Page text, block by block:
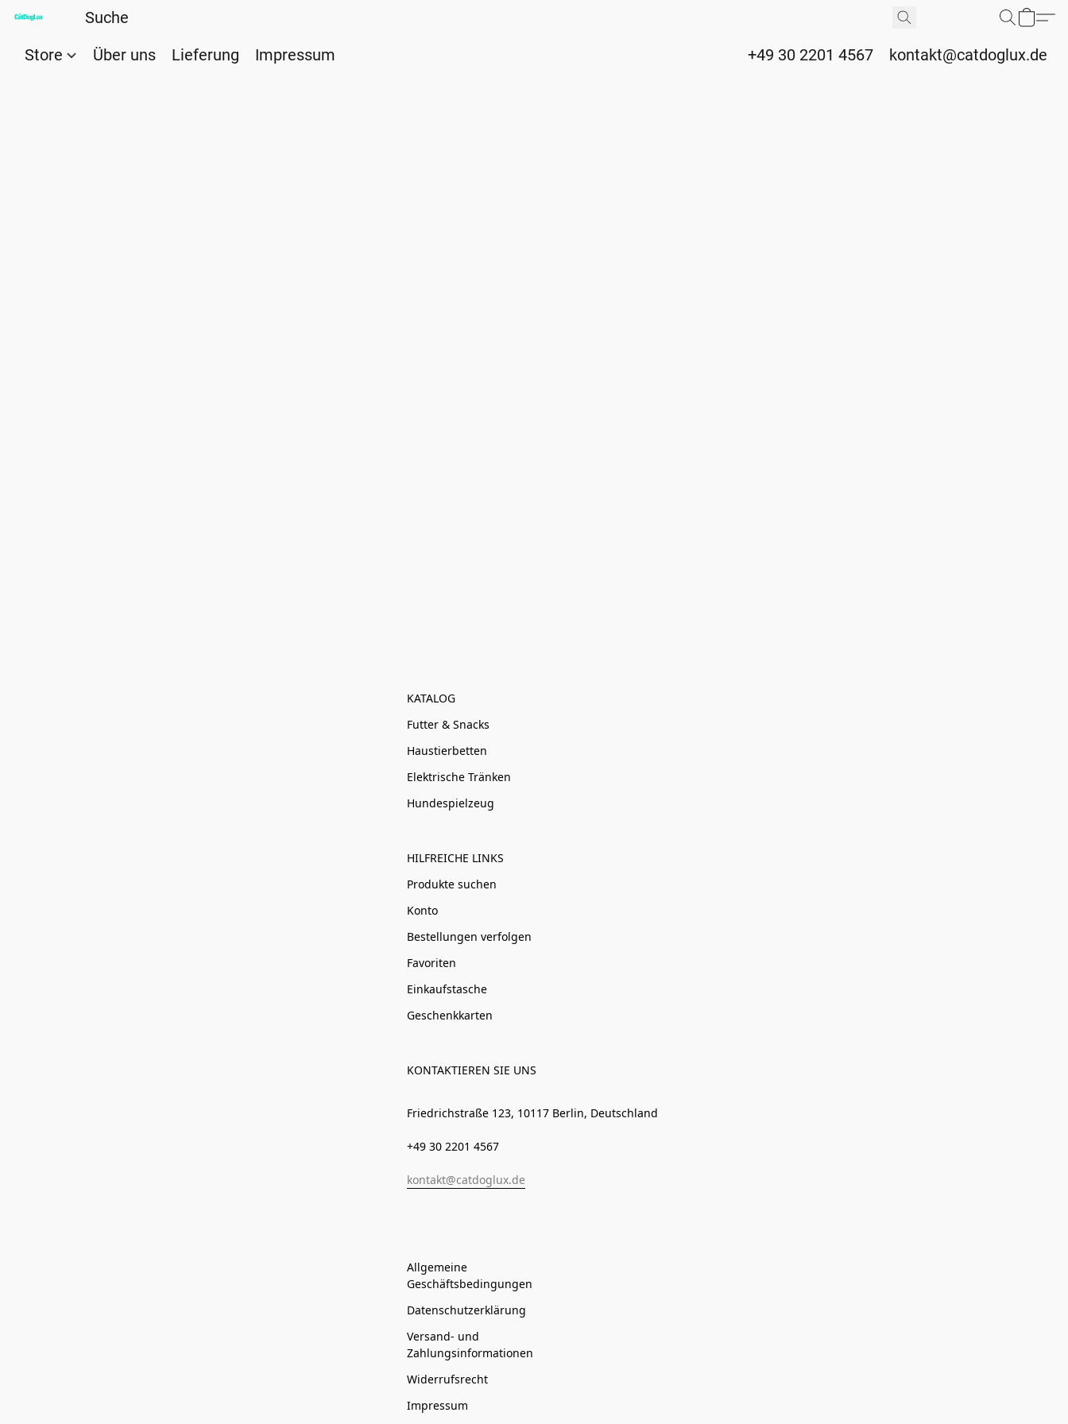
Store Über uns Lieferung Impressum +49 30 2201 4567 kontakt@catdoglux.de
KATALOG
Futter & Snacks
Haustierbetten
Elektrische Tränken
Hundespielzeug
HILFREICHE LINKS
Produkte suchen
Konto
Bestellungen verfolgen
Favoriten
Einkaufstasche
Geschenkkarten
KONTAKTIEREN SIE UNS
Friedrichstraße 123, 10117 Berlin, Deutschland
+49 30 2201 4567
kontakt@catdoglux.de
Allgemeine
Geschäftsbedingungen
Datenschutzerklärung
Versand- und
Zahlungsinformationen
Widerrufsrecht
Impressum